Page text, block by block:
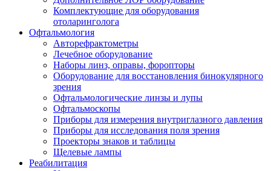
Комплектующие для оборудования
отоларинголога
Офтальмология
Авторефрактометры
Лечебное оборудование
Наборы линз, оправы, форопторы
Оборудование для восстановления бинокулярного
зрения
Офтальмологические линзы и лупы
Офтальмоскопы
Приборы для измерения внутриглазного давления
Приборы для исследования поля зрения
Проекторы знаков и таблицы
Щелевые лампы
Реабилитация